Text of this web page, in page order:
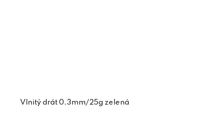
Vlnitý drát 0,3mm/25g zelená